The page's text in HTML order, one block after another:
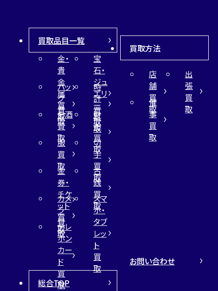
買取品目一覧
金・
貴
金
属
買
取
宝
石・
ジュ
エリ
ー
買
取
バッ
グ
買
取
時
計
買
取
お酒
買
取
財
布
買
取
服
買
取
切
手
買
取
金
券・
チケ
ット
買
取
古
銭
買
取
カメ
ラ
買
取
スマ
ホ・
タブ
レッ
ト
買
取
テレ
ホン
カー
ド
買
取
買取方法
店
舗
買
取
出
張
買
取
催
事
買
取
総合TOP
お問い合わせ